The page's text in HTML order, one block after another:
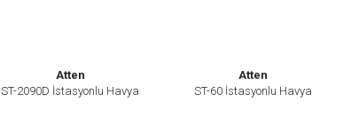
Atten
ST-2090D İstasyonlu Havya
İncele
Atten
ST-60 İstasyonlu Havya
İncele